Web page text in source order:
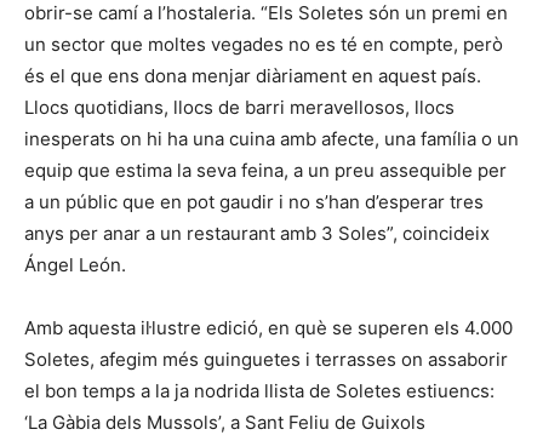
obrir-se camí a l’hostaleria. “Els Soletes són un premi en
un sector que moltes vegades no es té en compte, però
és el que ens dona menjar diàriament en aquest país.
Llocs quotidians, llocs de barri meravellosos, llocs
inesperats on hi ha una cuina amb afecte, una família o un
equip que estima la seva feina, a un preu assequible per
a un públic que en pot gaudir i no s’han d’esperar tres
anys per anar a un restaurant amb 3 Soles”, coincideix
Ángel León.
Amb aquesta il·lustre edició, en què se superen els 4.000
Soletes, afegim més guinguetes i terrasses on assaborir
el bon temps a la ja nodrida llista de Soletes estiuencs:
‘La Gàbia dels Mussols’, a Sant Feliu de Guixols